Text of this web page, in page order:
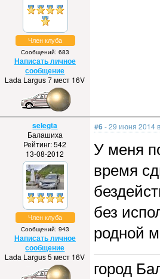
Член клуба
Сообщений: 683
Написать личное
сообщение
Lada Largus 7 мест 16V
selegta
Балашиха
Рейтинг: 542
13-08-2012
Член клуба
Сообщений: 943
Написать личное
сообщение
Lada Largus 5 мест 16V
#6- 29 июня 2014
У меня
время
без
родной
город